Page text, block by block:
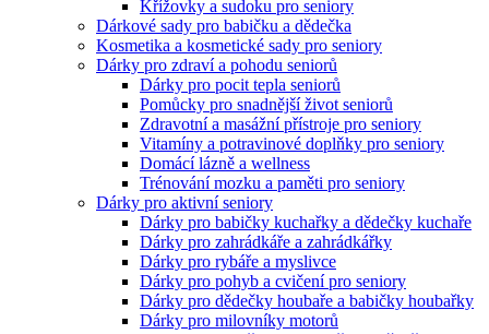
Křížovky a sudoku pro seniory
Dárkové sady pro babičku a dědečka
Kosmetika a kosmetické sady pro seniory
Dárky pro zdraví a pohodu seniorů
Dárky pro pocit tepla seniorů
Pomůcky pro snadnější život seniorů
Zdravotní a masážní přístroje pro seniory
Vitamíny a potravinové doplňky pro seniory
Domácí lázně a wellness
Trénování mozku a paměti pro seniory
Dárky pro aktivní seniory
Dárky pro babičky kuchařky a dědečky kuchaře
Dárky pro zahrádkáře a zahrádkářky
Dárky pro rybáře a myslivce
Dárky pro pohyb a cvičení pro seniory
Dárky pro dědečky houbaře a babičky houbařky
Dárky pro milovníky motorů